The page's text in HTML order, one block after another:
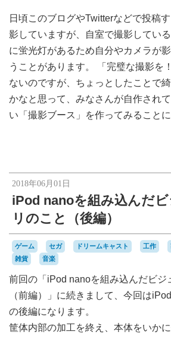
日頃このブログやTwitterなどで投稿
影していますが、自室で撮影してい
に蛍光灯があるため自分やカメラが
うことがあります。 「完璧な撮影を
ないのですが、ちょっとしたことで
かなと思って、みなさんが自作され
い「撮影ブース」を作ってみることに
2018年06月01日
iPod nanoを組み込んだ
リのこと（後編）
ゲーム セガ ドリームキャスト 工作
雑貨
音楽
前回の「iPod nanoを組み込んだビジ
（前編）」に続きまして、今回は
の後編になります。
筐体内部の加工を終え、本体をいか